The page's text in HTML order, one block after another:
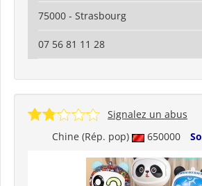
75000 - Strasbourg
07 56 81 11 28
Chine (Rép. pop) 650000
Signalez un abus